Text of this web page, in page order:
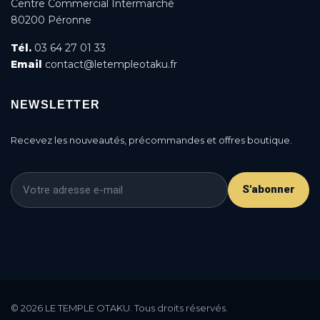
Module manager / AN Cookie Popup.
Centre Commercial Intermarché
80200 Péronne
Tél. 03 64 27 01 33
Email contact@letempleotaku.fr
NEWSLETTER
Recevez les nouveautés, précommandes et offres boutique.
S'abonner
© 2026 LE TEMPLE OTAKU. Tous droits réservés.